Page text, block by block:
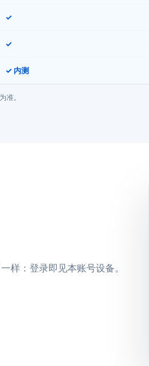
✓
✓
✓ 内测
准。
样：登录即见本账号设备。